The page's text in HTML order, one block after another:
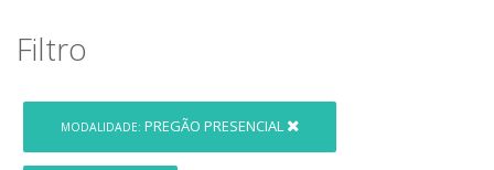
Filtro
MODALIDADE: PREGÃO PRESENCIAL